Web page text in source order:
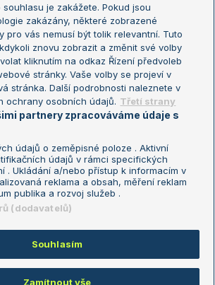
Turnaj mistrů
Turnaj mistryň
Nastavení soukromí
Reklama
Informace o zpracování osobních
údajů
TenisPortal.cz. Využíváme zpravodajství ČTK.
je zakážete. Pokud jsou
zakázány, některé zobrazené
pro vás nemusí být tolik relevantní. Tuto
znovu zobrazit a změnit své volby
kliknutím na odkaz Řízení předvoleb
stránky. Vaše volby se projeví v
stránka. Další podrobnosti naleznete v
ochrany osobních údajů. Třetí strany
partnery zpracováváme údaje s
údajů o zeměpisné poloze . Aktivní
údajů v rámci specifických
. Ukládání a/nebo přístup k informacím v
reklama a obsah, měření reklam
publika a rozvoj služeb .
(dodavatelů)
Souhlasím
Zamítnout vše